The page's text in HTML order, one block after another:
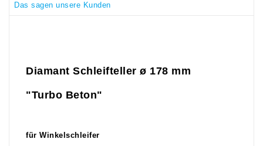
Das sagen unsere Kunden
Diamant Schleifteller ø 178 mm
"Turbo Beton"
für Winkelschleifer